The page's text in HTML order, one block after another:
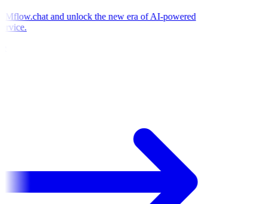
and unlock the new era of AI-powered